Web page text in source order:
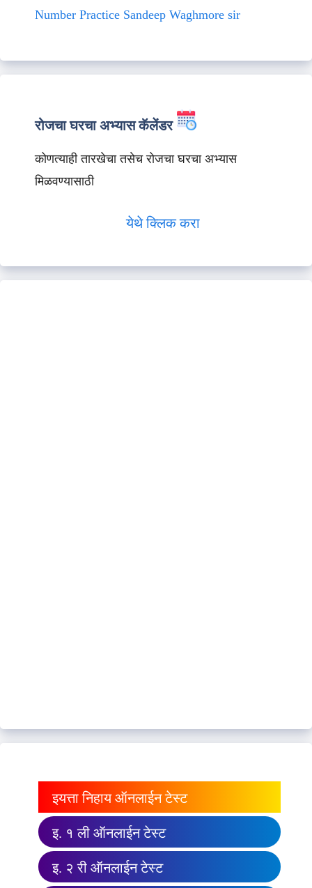
Number Practice Sandeep Waghmore sir
रोजचा घरचा अभ्यास कॅलेंडर
कोणत्याही तारखेचा तसेच रोजचा घरचा अभ्यास
मिळवण्यासाठी
येथे क्लिक करा
इयत्ता निहाय ऑनलाईन टेस्ट
इ. १ ली ऑनलाईन टेस्ट
इ. २ री ऑनलाईन टेस्ट